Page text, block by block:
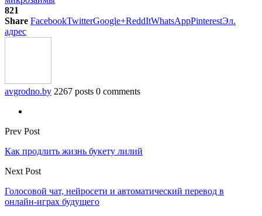
821
Share FacebookTwitterGoogle+ReddItWhatsAppPinterestЭл.
адрес
avgrodno.by 2267 posts 0 comments
Prev Post
Как продлить жизнь букету лилий
Next Post
Голосовой чат, нейросети и автоматический перевод в
онлайн-играх будущего